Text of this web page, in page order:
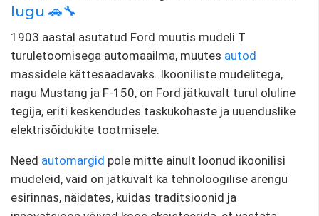
lugu 🚗🔧
1903 aastal asutatud Ford muutis mudeli T
turuletoomisega automaailma, muutes autod
massidele kättesaadavaks. Ikooniliste mudelitega,
nagu Mustang ja F-150, on Ford jätkuvalt turul oluline
tegija, eriti keskendudes taskukohaste ja uuenduslike
elektrisõidukite tootmisele.
Need automargid pole mitte ainult loonud ikoonilisi
mudeleid, vaid on jätkuvalt ka tehnoloogilise arengu
esirinnas, näidates, kuidas traditsioonid ja